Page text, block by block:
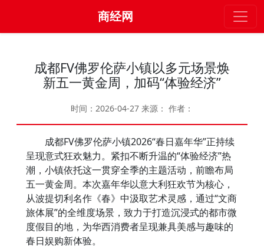
商经网
成都FV佛罗伦萨小镇以多元场景焕
新五一黄金周，加码“体验经济”
时间：2026-04-27 来源： 作者：
成都FV佛罗伦萨小镇2026“春日嘉年华”正持续
呈现意式狂欢魅力。紧扣不断升温的“体验经济”热
潮，小镇依托这一贯穿全季的主题活动，前瞻布局
五一黄金周。本次嘉年华以意大利狂欢节为核心，
从波提切利名作《春》中汲取艺术灵感，通过“文商
旅体展”的全维度场景，致力于打造沉浸式的都市微
度假目的地，为华西消费者呈现兼具美感与趣味的
春日娱购新体验。